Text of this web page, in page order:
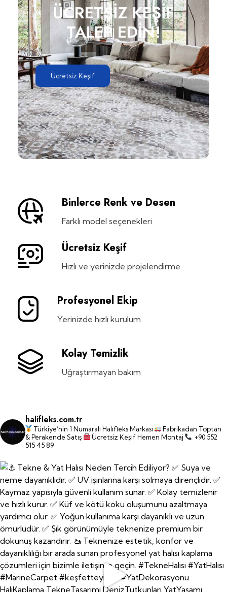
ÜCRETSİZ KEŞİF
TALEP EDİN!
Ücretsiz Keşif
Binlerce Renk ve Desen
Farklı model seçenekleri
Ücretsiz Keşif
Hızlı ve yerinizde projelendirme
Profesyonel Ekip
Yerinizde hızlı kurulum
Kolay Temizlik
Uğraştırmayan bakım
halifleks.com.tr
Türkiye’nin 1 Numaralı Halıfleks Markası
Fabrikadan Toptan
& Perakende Satış
Ücretsiz Keşif Hemen Montaj
+90 552
515 45 89